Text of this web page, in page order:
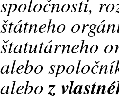
štátneho
štatutárneho
alebo
aleboz